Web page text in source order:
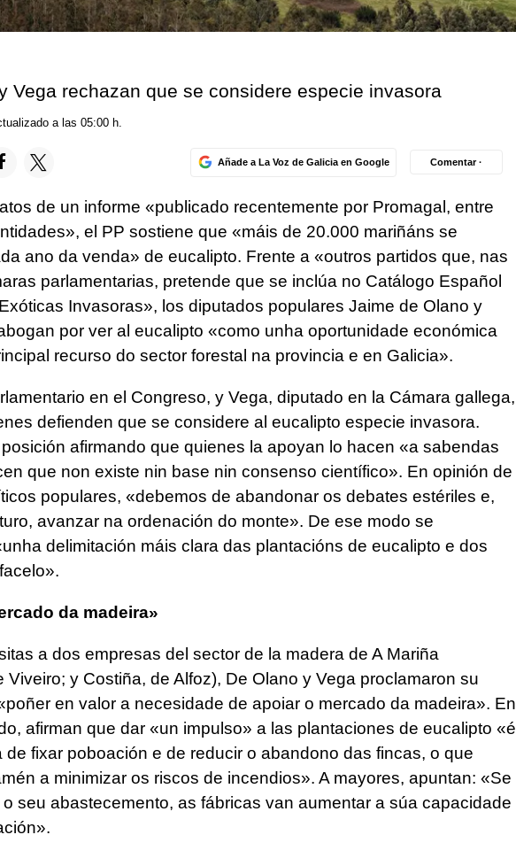
Vega rechazan que se considere especie invasora
a las 05:00 h.
Añade a La Voz de Galicia en Google Comentar ·
de un informe «publicado recentemente por Promagal, entre
el PP sostiene que «máis de 20.000 mariñáns se
ano da venda» de eucalipto. Frente a «outros partidos que, nas
parlamentarias, pretende que se inclúa no Catálogo Español
Invasoras», los diputados populares Jaime de Olano y
por ver al eucalipto «como unha oportunidade económica
recurso do sector forestal na provincia e en Galicia».
en el Congreso, y Vega, diputado en la Cámara gallega,
defienden que se considere al eucalipto especie invasora.
afirmando que quienes la apoyan lo hacen «a sabendas
que non existe nin base nin consenso científico». En opinión de
populares, «debemos de abandonar os debates estériles e,
avanzar na ordenación do monte». De ese modo se
delimitación máis clara das plantacións de eucalipto e dos
da madeira»
a dos empresas del sector de la madera de A Mariña
Viveiro; y Costiña, de Alfoz), De Olano y Vega proclamaron su
en valor a necesidade de apoiar o mercado da madeira». En
afirman que dar «un impulso» a las plantaciones de eucalipto «é
de fixar poboación e de reducir o abandono das fincas, o que
a minimizar os riscos de incendios». A mayores, apuntan: «Se
seu abastecemento, as fábricas van aumentar a súa capacidade